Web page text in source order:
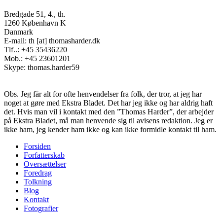
Bredgade 51, 4., th.
1260 København K
Danmark
E-mail: th [at] thomasharder.dk
Tlf..: +45 35436220
Mob.: +45 23601201
Skype: thomas.harder59
Obs. Jeg får alt for ofte henvendelser fra folk, der tror, at jeg har
noget at gøre med Ekstra Bladet. Det har jeg ikke og har aldrig haft
det. Hvis man vil i kontakt med den ”Thomas Harder”, der arbejder
på Ekstra Bladet, må man henvende sig til avisens redaktion. Jeg er
ikke ham, jeg kender ham ikke og kan ikke formidle kontakt til ham.
Footer
menu
Forsiden
Forfatterskab
Oversættelser
Foredrag
Tolkning
Blog
Kontakt
Fotografier